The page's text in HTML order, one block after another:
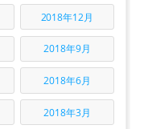
2018年12月
2018年9月
2018年6月
2018年3月